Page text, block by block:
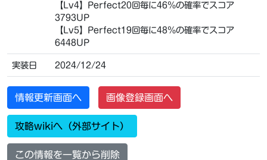
【Lv4】Perfect20回毎に46％の確率でスコア
3793UP
【Lv5】Perfect19回毎に48％の確率でスコア
6448UP
実装日 2024/12/24
情報更新画面へ 画像登録画面へ
攻略wikiへ（外部サイト）
この情報を一覧から削除